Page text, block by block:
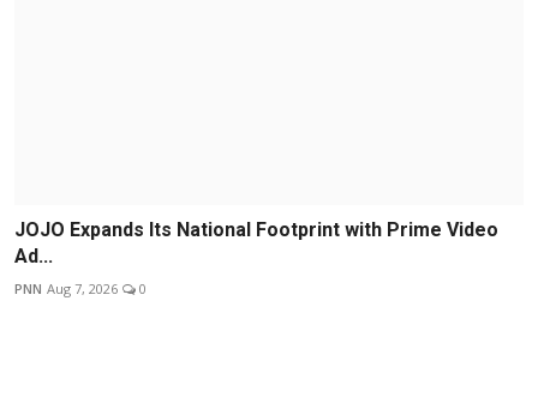
JOJO Expands Its National Footprint with Prime Video
Ad...
PNN Aug 7, 2026 0